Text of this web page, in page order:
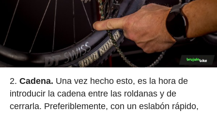
Cadena. Una vez hecho esto, es la hora de
introducir la cadena entre las roldanas y de
cerrarla. Preferiblemente, con un eslabón rápido,